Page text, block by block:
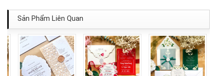
Sản Phẩm Liên Quan